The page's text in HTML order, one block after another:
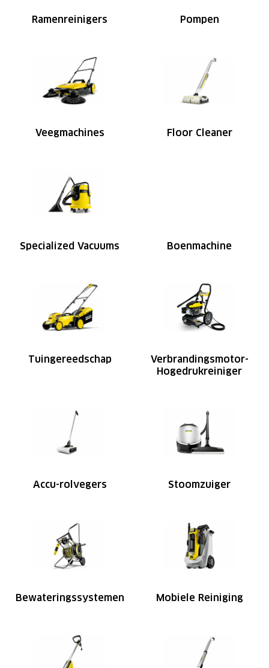
Ramenreinigers Pompen
Veegmachines Floor Cleaner
Specialized Vacuums Boenmachine
Tuingereedschap
Verbrandingsmotor-
Hogedrukreiniger
Accu-rolvegers Stoomzuiger
Bewateringssystemen Mobiele Reiniging